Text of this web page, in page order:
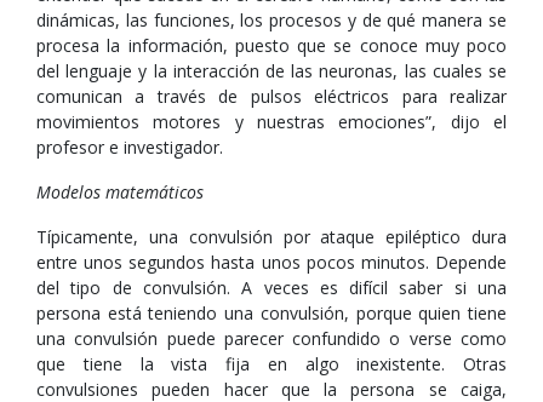
dinámicas, las funciones, los procesos y de qué manera se
procesa la información, puesto que se conoce muy poco
del lenguaje y la interacción de las neuronas, las cuales se
comunican a través de pulsos eléctricos para realizar
movimientos motores y nuestras emociones”, dijo el
profesor e investigador.
Modelos matemáticos
Típicamente, una convulsión por ataque epiléptico dura
entre unos segundos hasta unos pocos minutos. Depende
del tipo de convulsión. A veces es difícil saber si una
persona está teniendo una convulsión, porque quien tiene
una convulsión puede parecer confundido o verse como
que tiene la vista fija en algo inexistente. Otras
convulsiones pueden hacer que la persona se caiga,